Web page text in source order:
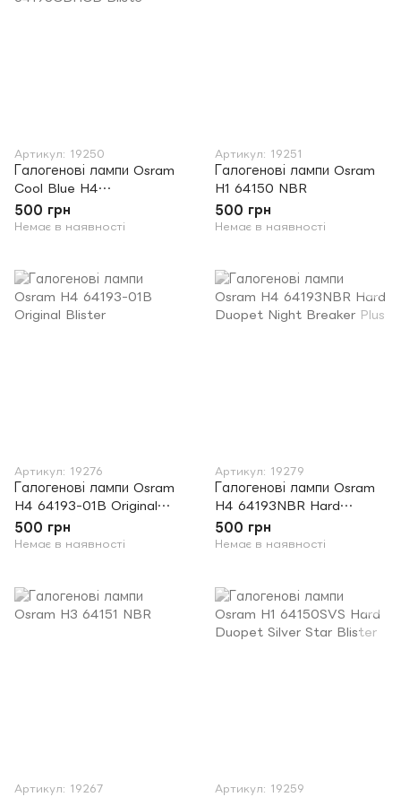
Артикул: 19250
Галогенові лампи Osram
Cool Blue H4
64193CBHCB Bliste
500 грн
Немає в наявності
Артикул: 19251
Галогенові лампи Osram
H1 64150 NBR
500 грн
Немає в наявності
Артикул: 19276
Галогенові лампи Osram
H4 64193-01B Original
Blister
500 грн
Немає в наявності
Артикул: 19279
Галогенові лампи Osram
H4 64193NBR Hard
Duopet Night Breaker Plus
500 грн
Немає в наявності
Артикул: 19267 Артикул: 19259